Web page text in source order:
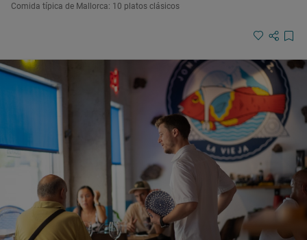
Comida típica de Mallorca: 10 platos clásicos